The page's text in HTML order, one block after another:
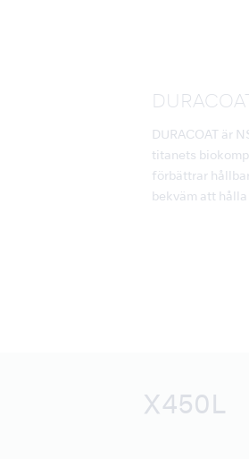
DURACOAT
DURACOAT är
titanets
förbättrar
bekväm att hålla
X450L